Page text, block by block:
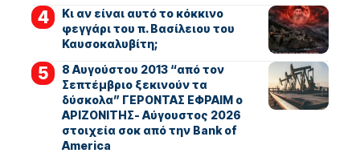
Κι αν είναι αυτό το κόκκινο
φεγγάρι του π. Βασίλειου του
Καυσοκαλυβίτη;
8 Αυγούστου 2013 “από τον
Σεπτέμβριο ξεκινούν τα
δύσκολα” ΓΕΡΟΝΤΑΣ ΕΦΡΑΙΜ ο
ΑΡΙΖΟΝΙΤΗΣ- Αύγουστος 2026
στοιχεία σοκ από την Bank of
America